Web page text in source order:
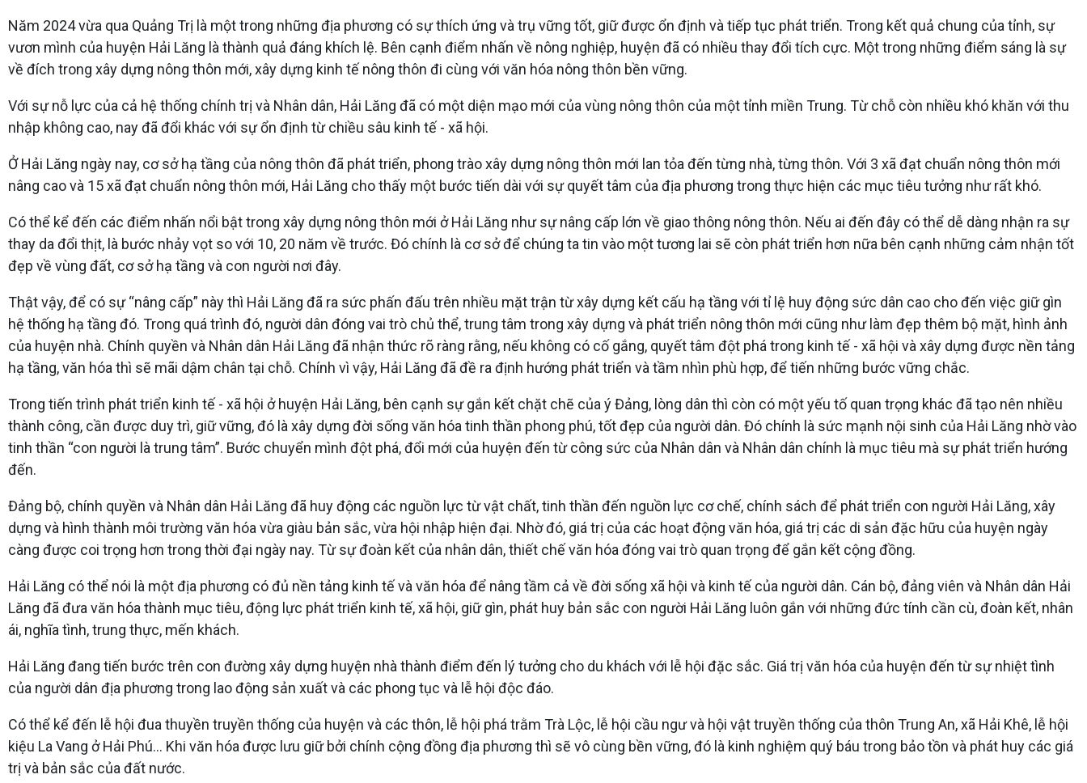
Năm 2024 vừa qua Quảng Trị là một trong những địa phương có sự thích ứng và trụ vững tốt, giữ được ổn định và tiếp tục phát triển. Trong kết quả chung của tỉnh, sự
vươn mình của huyện Hải Lăng là thành quả đáng khích lệ. Bên cạnh điểm nhấn về nông nghiệp, huyện đã có nhiều thay đổi tích cực. Một trong những điểm sáng là sự
về đích trong xây dựng nông thôn mới, xây dựng kinh tế nông thôn đi cùng với văn hóa nông thôn bền vững.
Với sự nỗ lực của cả hệ thống chính trị và Nhân dân, Hải Lăng đã có một diện mạo mới của vùng nông thôn của một tỉnh miền Trung. Từ chỗ còn nhiều khó khăn với thu
nhập không cao, nay đã đổi khác với sự ổn định từ chiều sâu kinh tế - xã hội.
Ở Hải Lăng ngày nay, cơ sở hạ tầng của nông thôn đã phát triển, phong trào xây dựng nông thôn mới lan tỏa đến từng nhà, từng thôn. Với 3 xã đạt chuẩn nông thôn mới
nâng cao và 15 xã đạt chuẩn nông thôn mới, Hải Lăng cho thấy một bước tiến dài với sự quyết tâm của địa phương trong thực hiện các mục tiêu tưởng như rất khó.
Có thể kể đến các điểm nhấn nổi bật trong xây dựng nông thôn mới ở Hải Lăng như sự nâng cấp lớn về giao thông nông thôn. Nếu ai đến đây có thể dễ dàng nhận ra sự
thay da đổi thịt, là bước nhảy vọt so với 10, 20 năm về trước. Đó chính là cơ sở để chúng ta tin vào một tương lai sẽ còn phát triển hơn nữa bên cạnh những cảm nhận tốt
đẹp về vùng đất, cơ sở hạ tầng và con người nơi đây.
Thật vậy, để có sự “nâng cấp” này thì Hải Lăng đã ra sức phấn đấu trên nhiều mặt trận từ xây dựng kết cấu hạ tầng với tỉ lệ huy động sức dân cao cho đến việc giữ gìn
hệ thống hạ tầng đó. Trong quá trình đó, người dân đóng vai trò chủ thể, trung tâm trong xây dựng và phát triển nông thôn mới cũng như làm đẹp thêm bộ mặt, hình ảnh
của huyện nhà. Chính quyền và Nhân dân Hải Lăng đã nhận thức rõ ràng rằng, nếu không có cố gắng, quyết tâm đột phá trong kinh tế - xã hội và xây dựng được nền tảng
hạ tầng, văn hóa thì sẽ mãi dậm chân tại chỗ. Chính vì vậy, Hải Lăng đã đề ra định hướng phát triển và tầm nhìn phù hợp, để tiến những bước vững chắc.
Trong tiến trình phát triển kinh tế - xã hội ở huyện Hải Lăng, bên cạnh sự gắn kết chặt chẽ của ý Đảng, lòng dân thì còn có một yếu tố quan trọng khác đã tạo nên nhiều
thành công, cần được duy trì, giữ vững, đó là xây dựng đời sống văn hóa tinh thần phong phú, tốt đẹp của người dân. Đó chính là sức mạnh nội sinh của Hải Lăng nhờ vào
tinh thần “con người là trung tâm”. Bước chuyển mình đột phá, đổi mới của huyện đến từ công sức của Nhân dân và Nhân dân chính là mục tiêu mà sự phát triển hướng
đến.
Đảng bộ, chính quyền và Nhân dân Hải Lăng đã huy động các nguồn lực từ vật chất, tinh thần đến nguồn lực cơ chế, chính sách để phát triển con người Hải Lăng, xây
dựng và hình thành môi trường văn hóa vừa giàu bản sắc, vừa hội nhập hiện đại. Nhờ đó, giá trị của các hoạt động văn hóa, giá trị các di sản đặc hữu của huyện ngày
càng được coi trọng hơn trong thời đại ngày nay. Từ sự đoàn kết của nhân dân, thiết chế văn hóa đóng vai trò quan trọng để gắn kết cộng đồng.
Hải Lăng có thể nói là một địa phương có đủ nền tảng kinh tế và văn hóa để nâng tầm cả về đời sống xã hội và kinh tế của người dân. Cán bộ, đảng viên và Nhân dân Hải
Lăng đã đưa văn hóa thành mục tiêu, động lực phát triển kinh tế, xã hội, giữ gìn, phát huy bản sắc con người Hải Lăng luôn gắn với những đức tính cần cù, đoàn kết, nhân
ái, nghĩa tình, trung thực, mến khách.
Hải Lăng đang tiến bước trên con đường xây dựng huyện nhà thành điểm đến lý tưởng cho du khách với lễ hội đặc sắc. Giá trị văn hóa của huyện đến từ sự nhiệt tình
của người dân địa phương trong lao động sản xuất và các phong tục và lễ hội độc đáo.
Có thể kể đến lễ hội đua thuyền truyền thống của huyện và các thôn, lễ hội phá trằm Trà Lộc, lễ hội cầu ngư và hội vật truyền thống của thôn Trung An, xã Hải Khê, lễ hội
kiệu La Vang ở Hải Phú... Khi văn hóa được lưu giữ bởi chính cộng đồng địa phương thì sẽ vô cùng bền vững, đó là kinh nghiệm quý báu trong bảo tồn và phát huy các giá
trị và bản sắc của đất nước.